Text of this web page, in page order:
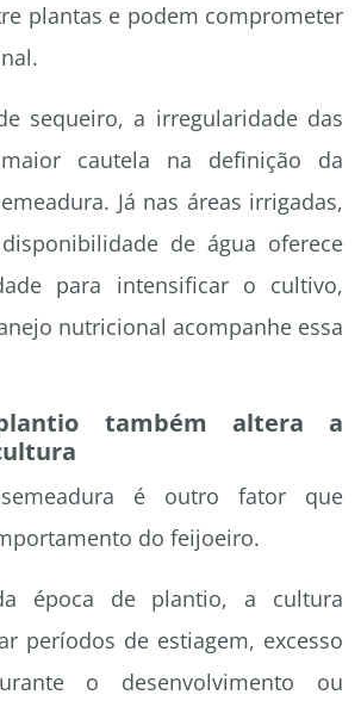
plantas e podem comprometer
sequeiro, a irregularidade das
cautela na definição da
Já nas áreas irrigadas,
de água oferece
para intensificar o cultivo,
nutricional acompanhe essa
também altera a
é outro fator que
do feijoeiro.
época de plantio, a cultura
períodos de estiagem, excesso
o desenvolvimento ou